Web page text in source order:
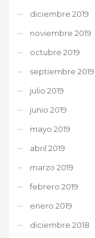
diciembre 2019
noviembre 2019
octubre 2019
septiembre 2019
julio 2019
junio 2019
mayo 2019
abril 2019
marzo 2019
febrero 2019
enero 2019
diciembre 2018